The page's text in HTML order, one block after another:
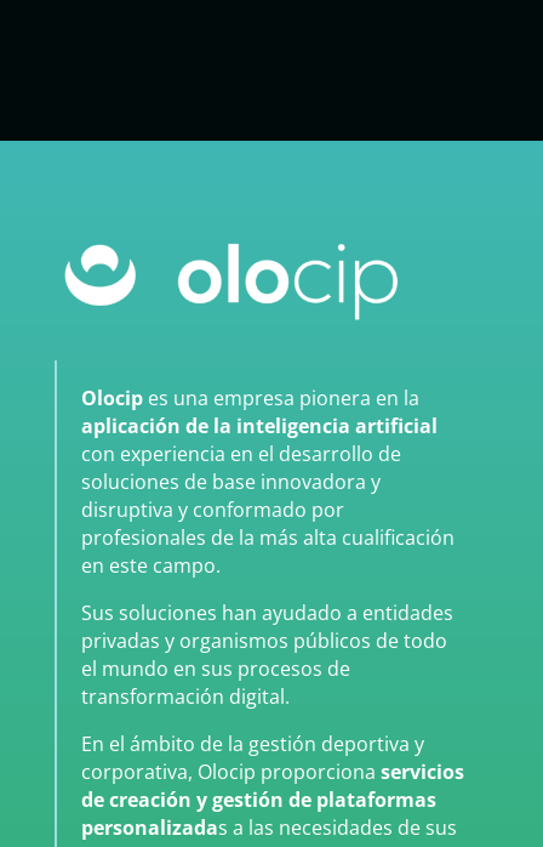
Olocip es una empresa pionera en la
aplicación de la inteligencia artificial
con experiencia en el desarrollo de
soluciones de base innovadora y
disruptiva y conformado por
profesionales de la más alta cualificación
en este campo.
Sus soluciones han ayudado a entidades
privadas y organismos públicos de todo
el mundo en sus procesos de
transformación digital.
En el ámbito de la gestión deportiva y
corporativa, Olocip proporciona servicios
de creación y gestión de plataformas
personalizadas a las necesidades de sus